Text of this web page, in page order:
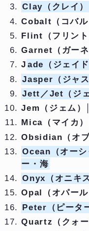
Clay（クレイ）
Cobalt（コバル
Flint（フリン
Garnet（ガー
J ade（ジェイド
Jasper（ジャス
Jett／Jet（ジェ
Jem（ジェム）
Mica（マイカ
Obsidian（オ
Ocean（オーシ
ー・海
Onyx（オニキス
Opal（オパー
Peter（ピータ
Quartz（クォ